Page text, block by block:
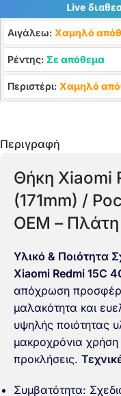
Live
Αιγάλεω: Χαμηλό
Ρέντης: Σε απόθεμα
Περιστέρι: Χαμηλό
Περιγραφή
Θήκη Xiaomi
(171mm) /
OEM –
Υλικό & Ποιότητα
Xiaomi Redmi 15C
απόχρωση
μαλακότητα και
υψηλής ποιότητας
μακροχρόνια χρήση
προκλήσεις.
Συμβατότητα: